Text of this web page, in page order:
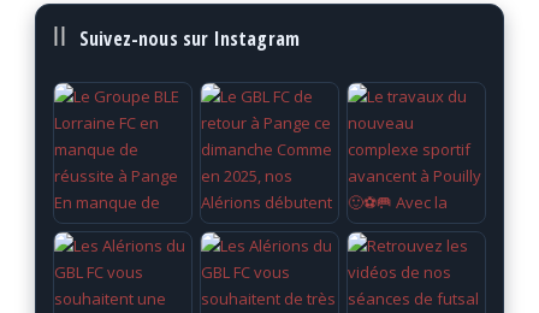
Suivez-nous sur Instagram